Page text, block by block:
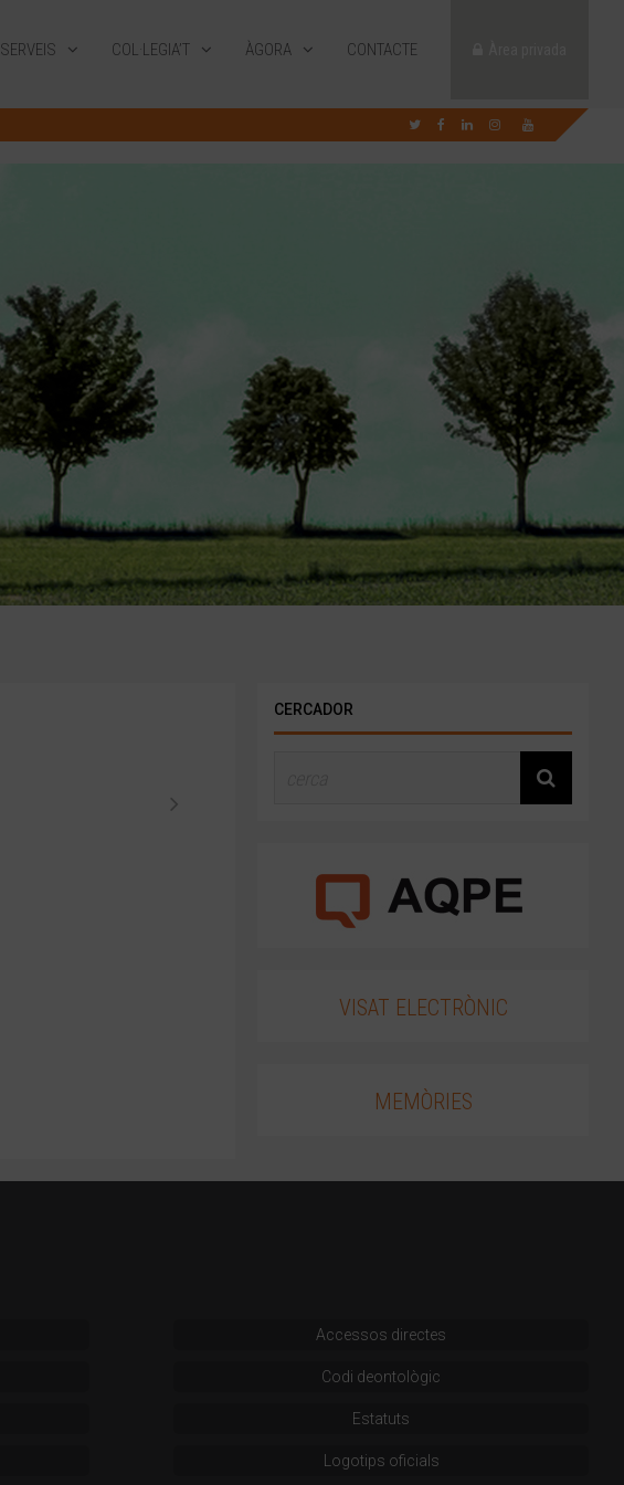
SERVEIS COL·LEGIA’T ÀGORA CONTACTE
CERCADOR
VISAT ELECTRÒNIC
MEMÒRIES
Accessos directes
Codi deontològic
Estatuts
Logotips oficials